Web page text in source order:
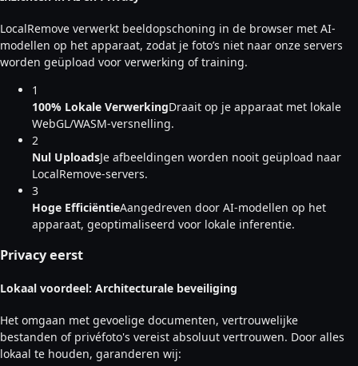
LocalRemove verwerkt beeldopschoning in de browser met AI-
modellen op het apparaat, zodat je foto’s niet naar onze servers
worden geüpload voor verwerking of training.
1
100% Lokale VerwerkingDraait op je apparaat met lokale
WebGL/WASM-versnelling.
2
Nul UploadsJe afbeeldingen worden nooit geüpload naar
LocalRemove-servers.
3
Hoge EfficiëntieAangedreven door AI-modellen op het
apparaat, geoptimaliseerd voor lokale inferentie.
Privacy eerst
Lokaal voordeel: Architecturale beveiliging
Het omgaan met gevoelige documenten, vertrouwelijke
bestanden of privéfoto's vereist absoluut vertrouwen. Door alles
lokaal te houden, garanderen wij: